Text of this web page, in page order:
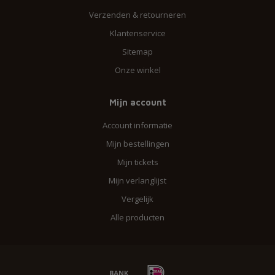
Verzenden & retourneren
Klantenservice
Sitemap
Onze winkel
Mijn account
Account informatie
Mijn bestellingen
Mijn tickets
Mijn verlanglijst
Vergelijk
Alle producten